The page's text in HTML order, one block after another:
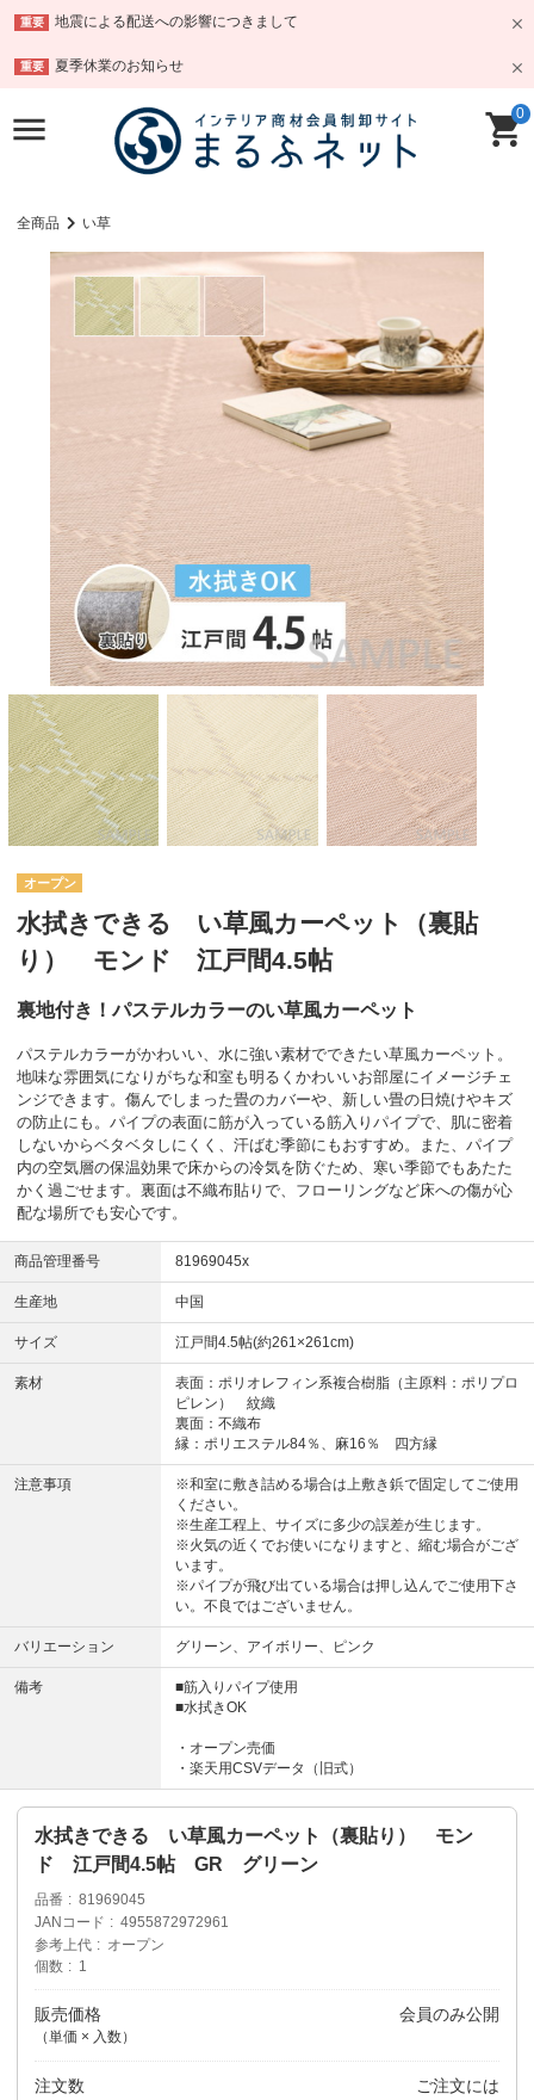
重要 地震による配送への影響につきまして
重要 夏季休業のお知らせ
0
全商品 い草
オープン
水拭きできる い草風カーペット（裏貼
り） モンド 江戸間4.5帖
裏地付き！パステルカラーのい草風カーペット
パステルカラーがかわいい、水に強い素材でできたい草風カーペット。
地味な雰囲気になりがちな和室も明るくかわいいお部屋にイメージチェ
ンジできます。傷んでしまった畳のカバーや、新しい畳の日焼けやキズ
の防止にも。パイプの表面に筋が入っている筋入りパイプで、肌に密着
しないからベタベタしにくく、汗ばむ季節にもおすすめ。また、パイプ
内の空気層の保温効果で床からの冷気を防ぐため、寒い季節でもあたた
かく過ごせます。裏面は不織布貼りで、フローリングなど床への傷が心
配な場所でも安心です。
商品管理番号 81969045x
生産地 中国
サイズ 江戸間4.5帖(約261×261cm)
素材
表面：ポリオレフィン系複合樹脂（主原料：ポリプロ
ピレン） 紋織
裏面：不織布
縁：ポリエステル84％、麻16％ 四方縁
注意事項
※和室に敷き詰める場合は上敷き鋲で固定してご使用
ください。
※生産工程上、サイズに多少の誤差が生じます。
※火気の近くでお使いになりますと、縮む場合がござ
います。
※パイプが飛び出ている場合は押し込んでご使用下さ
い。不良ではございません。
バリエーション グリーン、アイボリー、ピンク
備考
■筋入りパイプ使用
■水拭きOK
・オープン売価
・楽天用CSVデータ（旧式）
水拭きできる い草風カーペット（裏貼り） モン
ド 江戸間4.5帖 GR グリーン
品番
81969045
JANコード
4955872972961
参考上代
オープン
個数
1
販売価格
（単価 × 入数）
会員のみ公開
注文数
ご注文には